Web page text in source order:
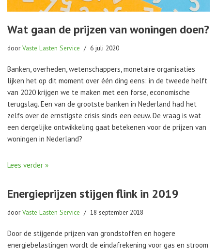
Wat gaan de prijzen van woningen doen?
doorVaste Lasten Service 6 juli 2020
Banken, overheden, wetenschappers, monetaire organisaties
lijken het op dit moment over één ding eens: in de tweede helft
van 2020 krijgen we te maken met een forse, economische
terugslag. Een van de grootste banken in Nederland had het
zelfs over de ernstigste crisis sinds een eeuw. De vraag is wat
een dergelijke ontwikkeling gaat betekenen voor de prijzen van
woningen in Nederland?
Lees verder »
Energieprijzen stijgen flink in 2019
doorVaste Lasten Service 18 september 2018
Door de stijgende prijzen van grondstoffen en hogere
energiebelastingen wordt de eindafrekening voor gas en stroom